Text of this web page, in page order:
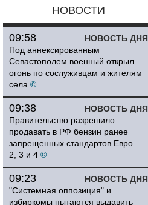
НОВОСТИ
НОВОСТЬ ДНЯ
09:58
Под аннексированным
Севастополем военный открыл
огонь по сослуживцам и жителям
села ©
НОВОСТЬ ДНЯ
09:38
Правительство разрешило
продавать в РФ бензин ранее
запрещенных стандартов Евро —
2, 3 и 4 ©
НОВОСТЬ ДНЯ
09:23
"Системная оппозиция" и
избиркомы пытаются выдавить